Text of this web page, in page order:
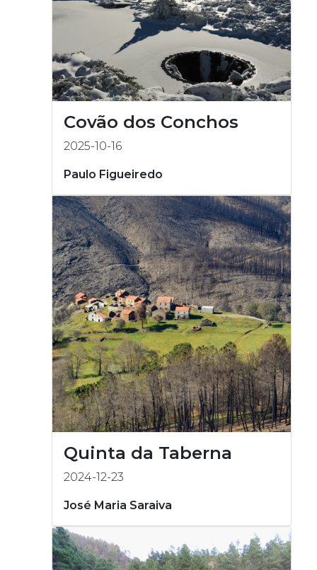
Covão dos Conchos
2025-10-16
Paulo Figueiredo
Quinta da Taberna
2024-12-23
José Maria Saraiva